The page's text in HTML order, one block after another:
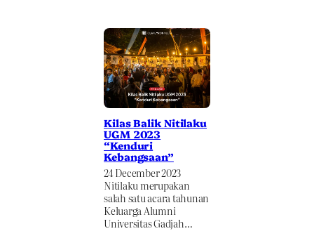
Kilas Balik Nitilaku
UGM 2023
“Kenduri
Kebangsaan”
24 December 2023
Nitilaku merupakan
salah satu acara tahunan
Keluarga Alumni
Universitas Gadjah…